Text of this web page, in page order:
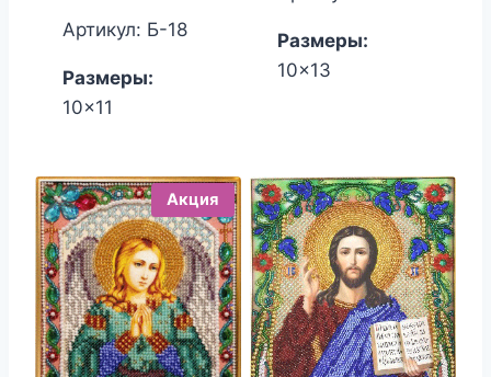
составляла
цена:
Артикул: Б-18
Размеры:
10x11
Размеры:
10x13
Акция